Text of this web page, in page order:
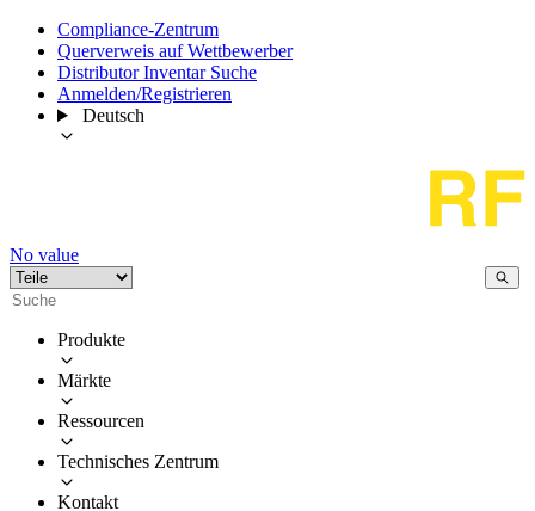
Compliance-Zentrum
Querverweis auf Wettbewerber
Distributor Inventar Suche
Anmelden/Registrieren
Deutsch
No value
Produkte
Märkte
Ressourcen
Technisches Zentrum
Kontakt